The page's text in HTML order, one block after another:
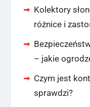
Kolektory
różnice i
– jakie
Czym jest
sprawdzi?